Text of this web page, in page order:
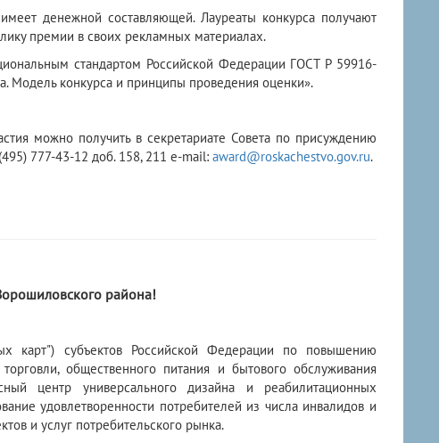
денежной составляющей. Лауреаты конкурса получают
премии в своих рекламных материалах.
стандартом Российской Федерации ГОСТ Р 59916-
Модель конкурса и принципы проведения оценки».
можно получить в секретариате Совета по присуждению
777-43-12 доб. 158, 211 e-mail: award@roskachestvo.gov.ru.
района!
карт") субъектов Российской Федерации по повышению
общественного питания и бытового обслуживания
центр универсального дизайна и реабилитационных
удовлетворенности потребителей из числа инвалидов и
и услуг потребительского рынка.